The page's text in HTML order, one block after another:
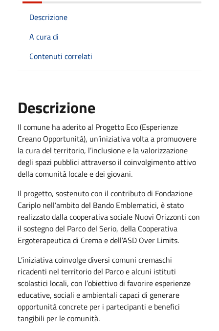
Descrizione
A cura di
Contenuti correlati
Descrizione
Il comune ha aderito al Progetto Eco (Esperienze
Creano Opportunità), un’iniziativa volta a promuovere
la cura del territorio, l’inclusione e la valorizzazione
degli spazi pubblici attraverso il coinvolgimento attivo
della comunità locale e dei giovani.
Il progetto, sostenuto con il contributo di Fondazione
Cariplo nell’ambito del Bando Emblematici, è stato
realizzato dalla cooperativa sociale Nuovi Orizzonti con
il sostegno del Parco del Serio, della Cooperativa
Ergoterapeutica di Crema e dell’ASD Over Limits.
L’iniziativa coinvolge diversi comuni cremaschi
ricadenti nel territorio del Parco e alcuni istituti
scolastici locali, con l’obiettivo di favorire esperienze
educative, sociali e ambientali capaci di generare
opportunità concrete per i partecipanti e benefici
tangibili per le comunità.